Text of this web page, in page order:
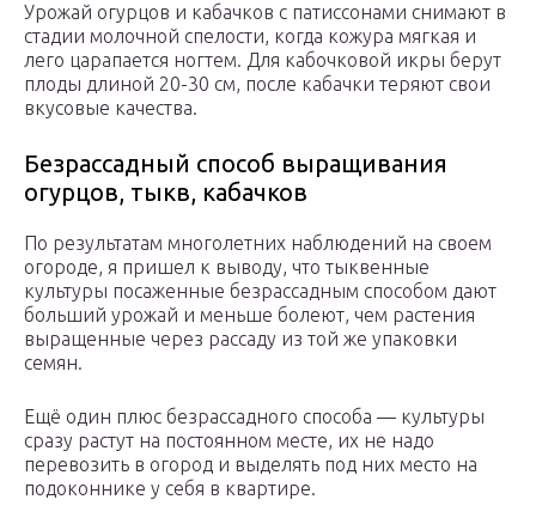
Урожай огурцов и кабачков с патиссонами снимают в
стадии молочной спелости, когда кожура мягкая и
лего царапается ногтем. Для кабочковой икры берут
плоды длиной 20-30 см, после кабачки теряют свои
вкусовые качества.
Безрассадный способ выращивания
огурцов, тыкв, кабачков
По результатам многолетних наблюдений на своем
огороде, я пришел к выводу, что тыквенные
культуры посаженные безрассадным способом дают
больший урожай и меньше болеют, чем растения
выращенные через рассаду из той же упаковки
семян.
Ещё один плюс безрассадного способа — культуры
сразу растут на постоянном месте, их не надо
перевозить в огород и выделять под них место на
подоконнике у себя в квартире.